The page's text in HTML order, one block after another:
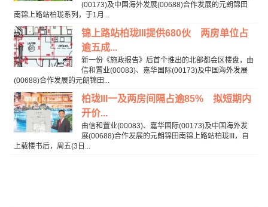
(00173)及中国海外发展(00688)合作发展的元朗锦田
南锦上路站柏珑系列，于1月...
锦上路站柏珑III提供680伙 两房单位占
逾五成...
新一份《施政报告》后首个推出的北部都会区楼盘，由
信和置业(00083)、嘉华国际(00173)及中国海外发展
(00688)合作发展的元朗锦田...
柏珑III一及两房间隔占逾85% 拟短期内
开价...
由信和置业(00083)、嘉华国际(00173)及中国海外发
展(00688)合作发展的元朗锦田南锦上路站柏珑III，自
上载楼书后，周五(3日...